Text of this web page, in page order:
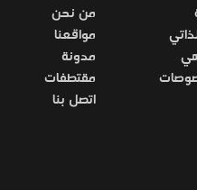
من نحن
مواقعنا
مدونة
مقتطفات
اتصل بنا